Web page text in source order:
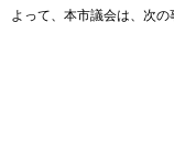
よって、本市議会は、次の